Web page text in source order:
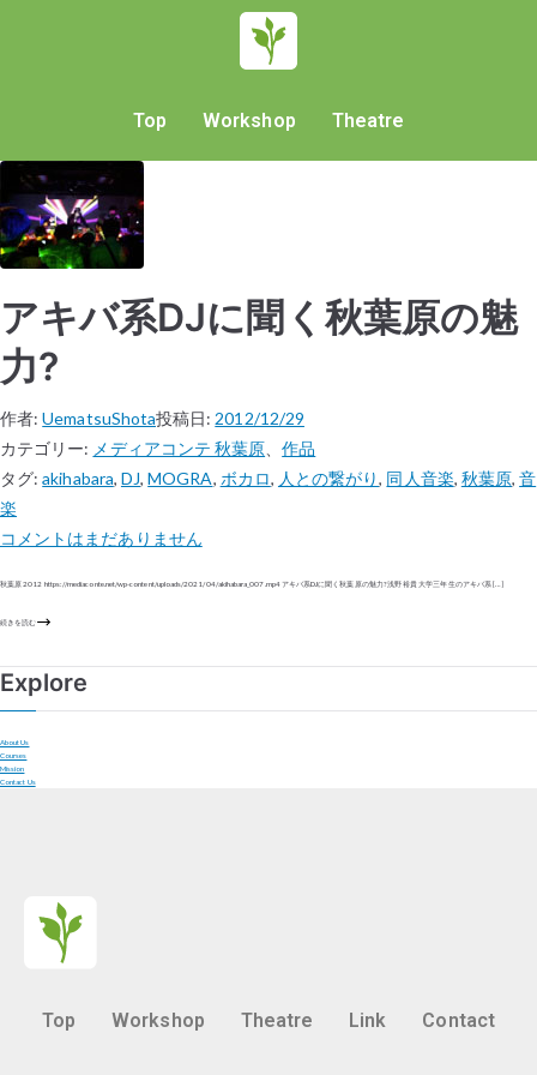
Top Workshop Theatre
アキバ系DJに聞く秋葉原の魅
力?
作者:UematsuShota投稿日: 2012/12/29
カテゴリー: メディアコンテ 秋葉原 、作品
タグ:akihabara, DJ,MOGRA, ボカロ, 人との繋がり, 同人音楽, 秋葉原,音
楽
コメントはまだありません
秋葉原 2012 https://mediaconte.net/wp-content/uploads/2021/04/akihabara_007.mp4 アキバ系DJに聞く秋葉原の魅力? 浅野 裕貴 大学三年生のアキバ系 […]
続きを読む
Explore
About Us
Courses
Mission
Contact Us
Top Workshop Theatre Link Contact